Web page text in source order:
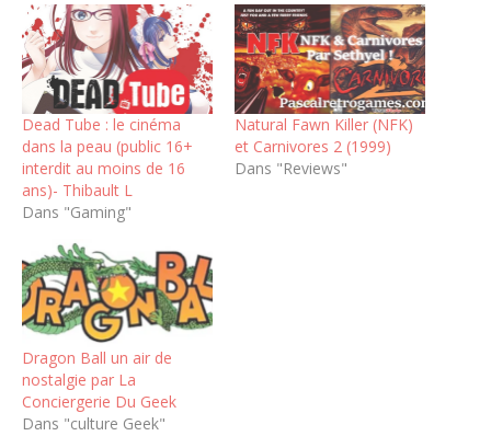
Dead Tube : le cinéma
dans la peau (public 16+
interdit au moins de 16
ans)- Thibault L
Dans "Gaming"
Natural Fawn Killer (NFK)
et Carnivores 2 (1999)
Dans "Reviews"
Dragon Ball un air de
nostalgie par La
Conciergerie Du Geek
Dans "culture Geek"